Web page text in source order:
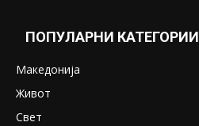
ПОПУЛАРНИ КАТЕГОРИИ
Македонија
Живот
Свет